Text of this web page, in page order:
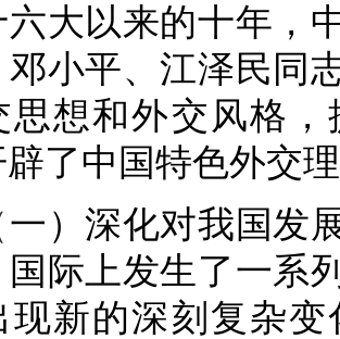
六大以来的十年，
小平、江泽民同
思想和外交风格
了中国特色外交
一）深化对我国发
际上发生了一系
现新的深刻复杂